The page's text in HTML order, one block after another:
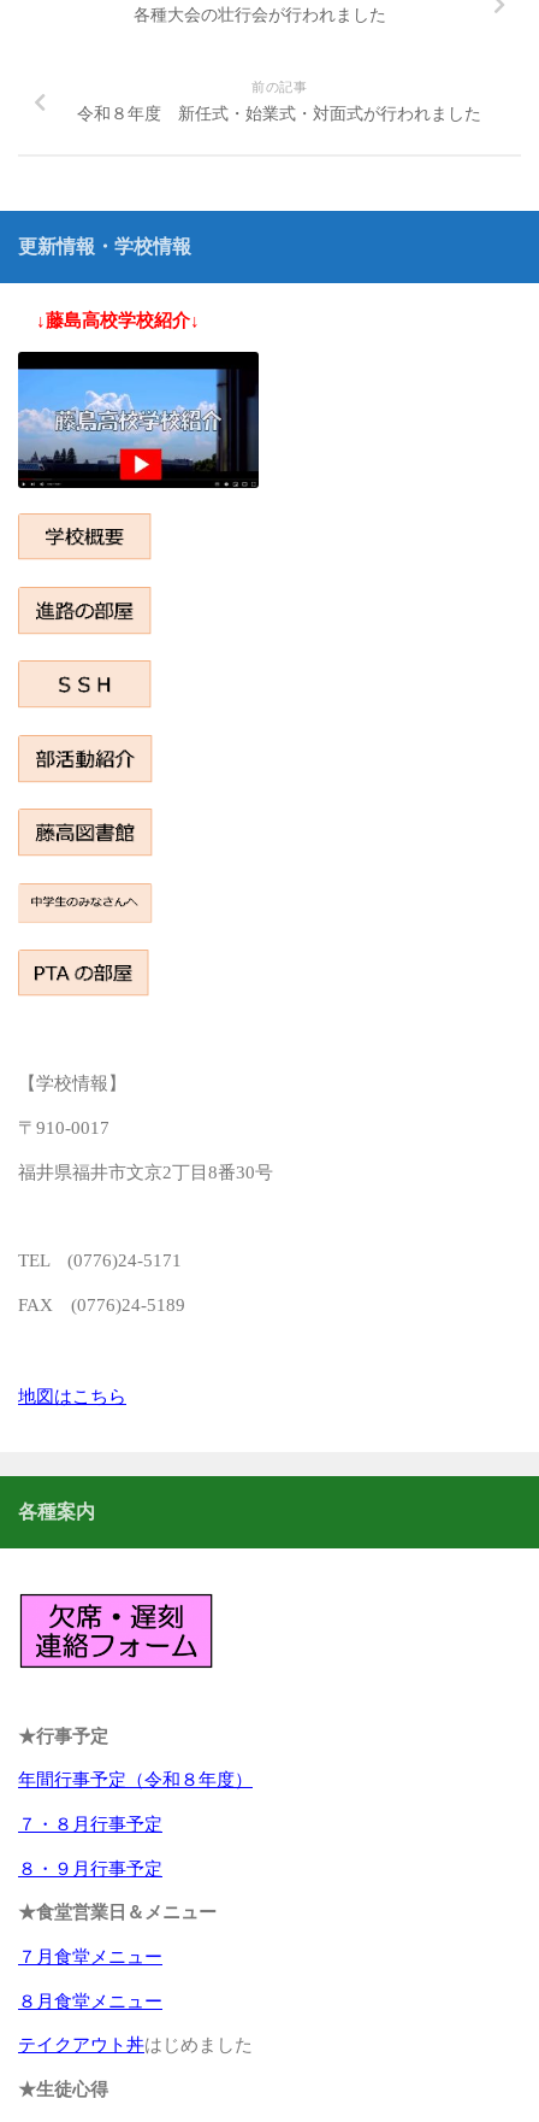
各種大会の壮行会が行われました
前の記事
令和８年度 新任式・始業式・対面式が行われました
更新情報・学校情報
↓藤島高校学校紹介↓
【学校情報】
〒910-0017
福井県福井市文京2丁目8番30号
TEL (0776)24-5171
FAX (0776)24-5189
地図はこちら
各種案内
★行事予定
年間行事予定（令和８年度）
７・８月行事予定
８・９月行事予定
★食堂営業日＆メニュー
７月食堂メニュー
８月食堂メニュー
テイクアウト丼はじめました
★生徒心得